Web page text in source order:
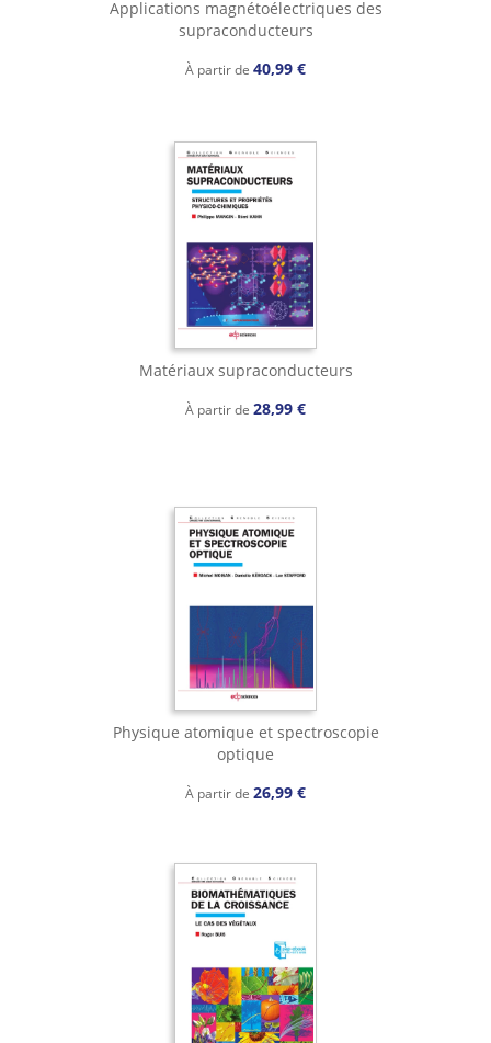
Applications magnétoélectriques des
supraconducteurs
À partir de 40,99 €
Matériaux supraconducteurs
À partir de 28,99 €
Physique atomique et spectroscopie
optique
À partir de 26,99 €